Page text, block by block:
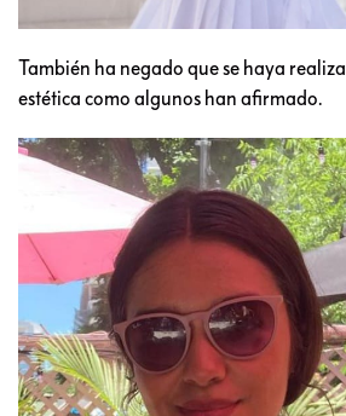
También ha negado que se haya
estética como algunos han afirmado.